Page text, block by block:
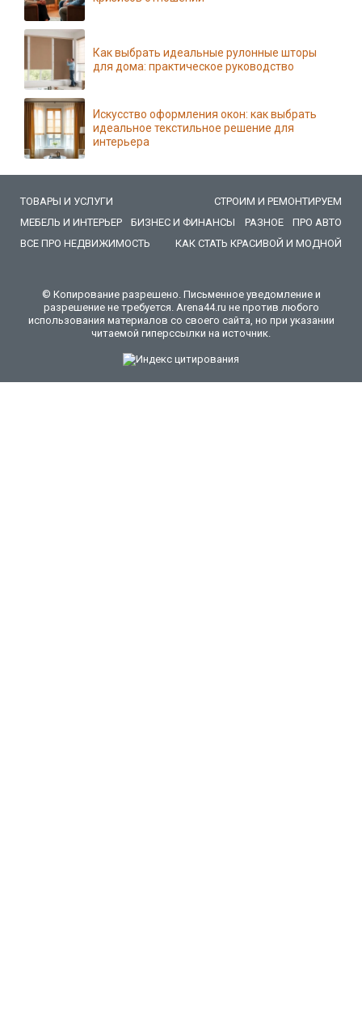
Как выбрать идеальные рулонные шторы
для дома: практическое руководство
Искусство оформления окон: как выбрать
идеальное текстильное решение для
интерьера
ТОВАРЫ И УСЛУГИ
СТРОИМ И РЕМОНТИРУЕМ
МЕБЕЛЬ И ИНТЕРЬЕР
БИЗНЕС И ФИНАНСЫ РАЗНОЕ
ПРО АВТО
ВСЕ ПРО НЕДВИЖИМОСТЬ
КАК СТАТЬ КРАСИВОЙ И МОДНОЙ
© Копирование разрешено. Письменное уведомление и
разрешение не требуется. Arena44.ru не против любого
использования материалов со своего сайта, но при указании
читаемой гиперссылки на источник.